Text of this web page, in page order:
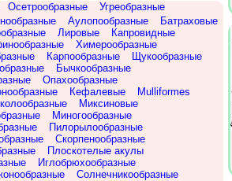
Осетрообразные
Угреобразные
Аулопообразные
Батраховые
Лировые
Капровидные
Химерообразные
Карпообразные
Щукообразные
Бычкообразные
Опахообразные
Кефалевые
Mulliformes
Миксиновые
Миногообразные
Пилорылообразные
Скорпенообразные
Плоскотелые акулы
Иглобрюхообразные
Солнечникообразные